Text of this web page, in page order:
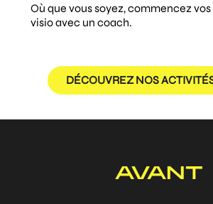
Où que vous soyez, commencez
visio avec un coach.
DÉCOUVREZ NOS
AVANT